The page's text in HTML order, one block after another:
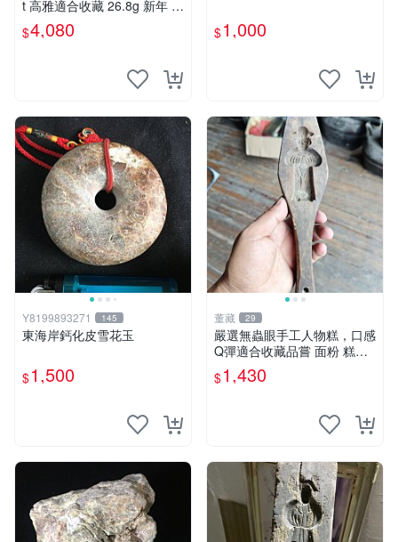
t 高雅適合收藏 26.8g 新年 老
玉、雕佩、圓形
$4,080 $1,000
Y8199893271 145
東海岸鈣化皮雪花玉
$1,500
董藏 29
嚴選無蟲眼手工人物糕，口感
Q彈適合收藏品嘗 面粉 糕點
人物糕
$1,430